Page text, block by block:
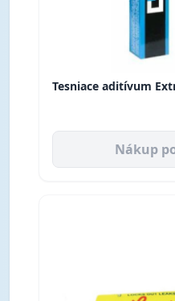
Tesniace aditívum
Nákup